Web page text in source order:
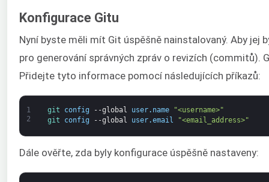
Konfigurace Gitu
Nyní byste měli mít Git úspěšně nainstalovaný. Aby
pro generování správných zpráv o revizích (commitů).
Přidejte tyto informace pomocí následujících příkazů:
1
2
git config --global user. name
"<username>"
git
config --global user.email "<email_address>"
Dále ověřte, zda byly konfigurace úspěšně nastaveny: